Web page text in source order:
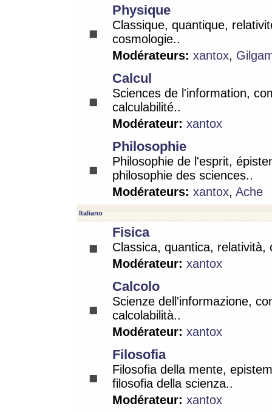
Physique
Classique, quantique,
cosmologie..
Modérateurs: xantox,
Calcul
Sciences de l'information,
calculabilité..
Modérateur: xantox
Philosophie
Philosophie de l'esprit,
philosophie des sciences..
Modérateurs: xantox, Ache
Italiano
Fisica
Classica, quantica, relatività,
Modérateur: xantox
Calcolo
Scienze dell'informazione,
calcolabilità..
Modérateur: xantox
Filosofia
Filosofia della mente,
filosofia della scienza..
Modérateur: xantox